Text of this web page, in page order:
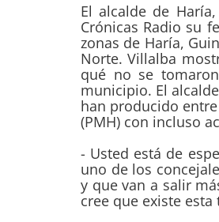
El alcalde de
Crónicas Radio su
zonas de Haría,
Norte. Villalba
qué no se
municipio. El
han producido
(PMH) con incluso
- Usted está de
uno de los
y que van a salir
cree que existe